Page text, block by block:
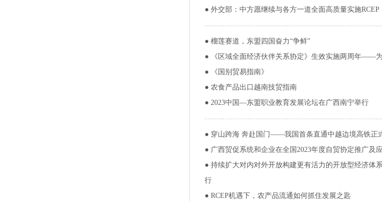
● 外交部：中方愿继续与各方一道全面高质量实施RCEP
● 榴莲赛道，东盟四国奋力“争鲜”
●
《区域全面经济伙伴关系协定》生效实施两周年——
●
《国别贸易指南》
● 农食产品出口越南技贸指南
● 2023中国—东盟职业教育发展论坛在广西南宁举行
● 穿山跨海 奔赴国门——我国首条直通中越边境高铁正
● 广西贸促系统和企业在全国2023年度自贸协定推广及
● 持续扩大对内对外开放构建更有活力的开放型经济
行
● RCEP机遇下，农产品流通如何抓住发展之匙